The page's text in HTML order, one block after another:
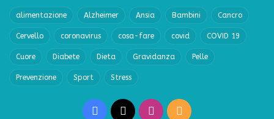
alimentazione Alzheimer Ansia Bambini Cancro
Cervello coronavirus cosa-fare covid COVID 19
Cuore Diabete Dieta Gravidanza Pelle
Prevenzione Sport Stress
Facebook Instagram
RSS